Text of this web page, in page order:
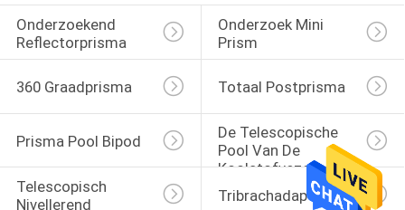
Onderzoekend
Reflectorprisma
Onderzoek Mini
Prism
360 Graadprisma Totaal Postprisma
Prisma Pool Bipod
De Telescopische
Pool Van De
Koolstofvezel
Telescopisch
Nivellerend
Tribrachadapter